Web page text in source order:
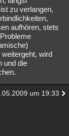
zu verlangen,
aufhören, stets
wird
und die
um 19:33